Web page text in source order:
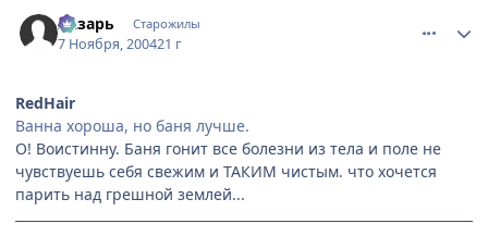
Лазарь Старожилы
7 Ноября, 200421 г
RedHair
Ванна хороша, но баня лучше.
О! Воистинну. Баня гонит все болезни из тела и поле не
чувствуешь себя свежим и ТАКИМ чистым. что хочется
парить над грешной землей...